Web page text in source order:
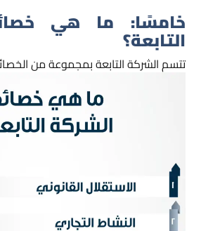
خامسًا: ما هي
التابعة؟
تتسم الشركة التابعة بمجموعة من